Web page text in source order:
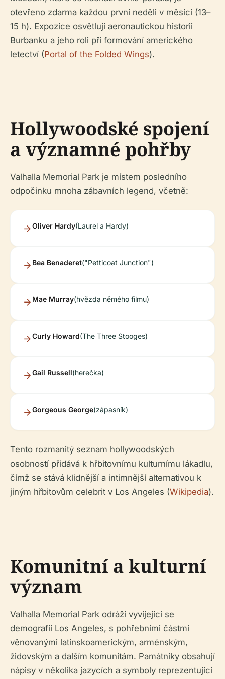
otevřeno zdarma každou první neděli v měsíci (13–
15 h). Expozice osvětlují aeronautickou historii
Burbanku a jeho roli při formování amerického
letectví (Portal of the Folded Wings).
Hollywoodské spojení
a významné pohřby
Valhalla Memorial Park je místem posledního
odpočinku mnoha zábavních legend, včetně:
Oliver Hardy(Laurel a Hardy)
Bea Benaderet("Petticoat Junction")
Mae Murray(hvězda němého filmu)
Curly Howard(The Three Stooges)
Gail Russell(herečka)
Gorgeous George(zápasník)
Tento rozmanitý seznam hollywoodských
osobností přidává k hřbitovnímu kulturnímu lákadlu,
čímž se stává klidnější a intimnější alternativou k
jiným hřbitovům celebrit v Los Angeles (Wikipedia).
Komunitní a kulturní
význam
Valhalla Memorial Park odráží vyvíjející se
demografii Los Angeles, s pohřebními částmi
věnovanými latinskoamerickým, arménským,
židovským a dalším komunitám. Památníky obsahují
nápisy v několika jazycích a symboly reprezentující